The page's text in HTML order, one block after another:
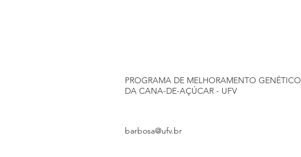
PROGRAMA DE MELHORAMENTO GENÉTICO
DA CANA-DE-AÇÚCAR - UFV
barbosa@ufv.br